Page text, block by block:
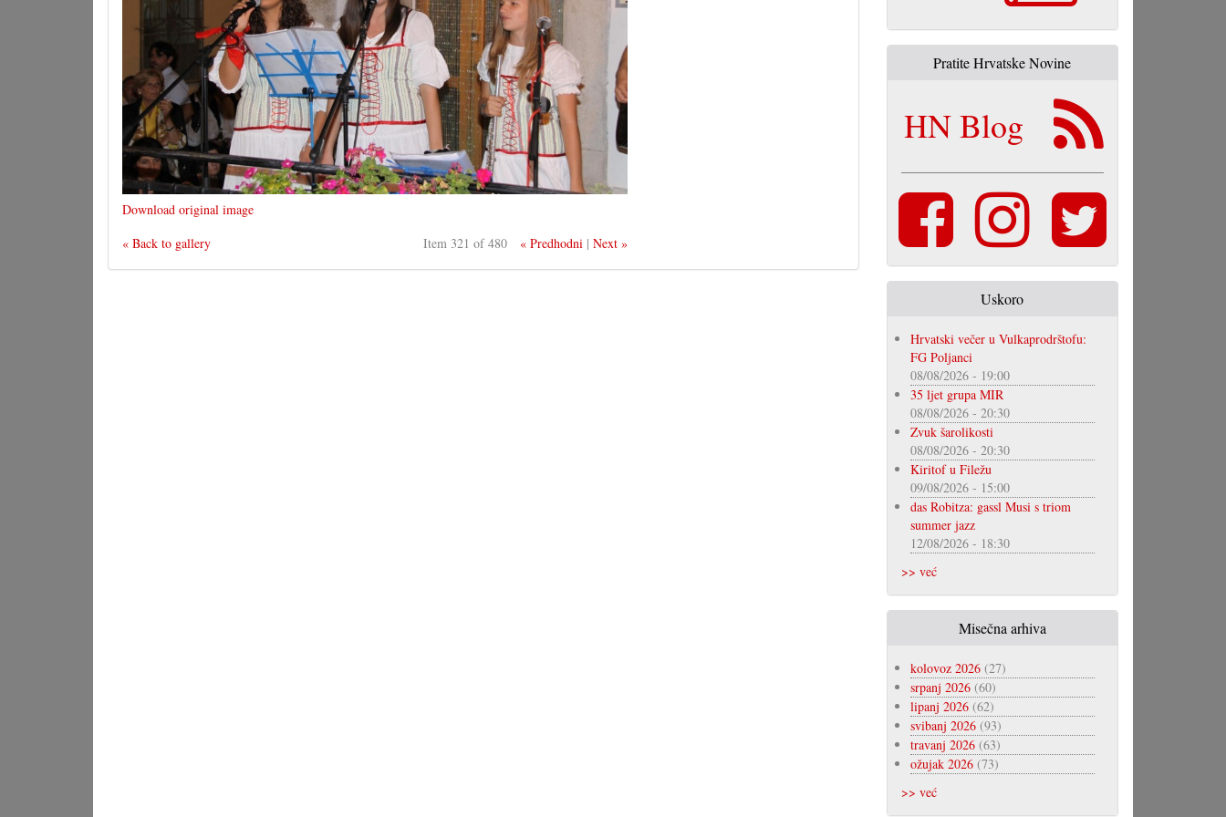
Download original image
« Back to gallery
Item 321 of 480 « Predhodni |Next »
Pratite Hrvatske Novine
HN Blog
Uskoro
Hrvatski večer u Vulkaprodrštofu:
FG Poljanci
08/08/2026 - 19:00
35 ljet grupa MIR
08/08/2026 - 20:30
Zvuk šarolikosti
08/08/2026 - 20:30
Kiritof u Filežu
09/08/2026 - 15:00
das Robitza: gassl Musi s triom
summer jazz
12/08/2026 - 18:30
>> već
Misečna arhiva
kolovoz 2026(27)
srpanj 2026(60)
lipanj 2026(62)
svibanj 2026(93)
travanj 2026(63)
ožujak 2026(73)
>> već